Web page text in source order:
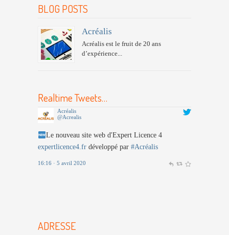
BLOG POSTS
Acréalis
Acréalis est le fruit de 20 ans
d’expérience...
Realtime Tweets…
Acréalis
@Acrealis
Le nouveau site web d'Expert Licence 4
expertlicence4.fr développé par #Acréalis
16:16 · 5 avril 2020
ADRESSE